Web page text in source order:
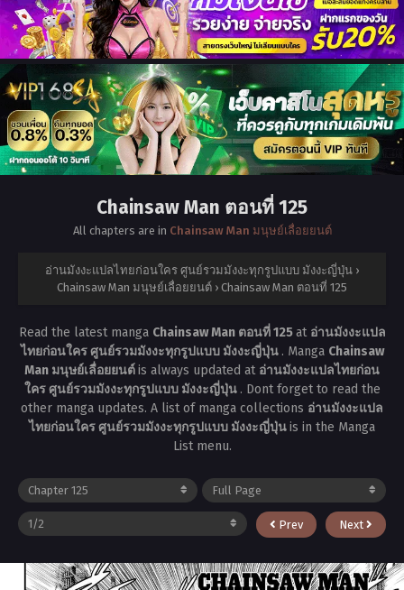
Chainsaw Man ตอนที่ 125
All chapters are in Chainsaw Man มนุษย์เลื่อยยนต์
อ่านมังงะแปลไทยก่อนใคร ศูนย์รวมมังงะทุกรูปแบบ มังงะญี่ปุ่น ›
Chainsaw Man มนุษย์เลื่อยยนต์ › Chainsaw Man ตอนที่ 125
Read the latest manga Chainsaw Man ตอนที่ 125at อ่านมังงะแปล
ไทยก่อนใคร ศูนย์รวมมังงะทุกรูปแบบ มังงะญี่ปุ่น . Manga Chainsaw
Man มนุษย์เลื่อยยนต์is always updated at อ่านมังงะแปลไทยก่อน
ใคร ศูนย์รวมมังงะทุกรูปแบบ มังงะญี่ปุ่น . Dont forget to read the
other manga updates. A list of manga collections อ่านมังงะแปล
ไทยก่อนใคร ศูนย์รวมมังงะทุกรูปแบบ มังงะญี่ปุ่นis in the Manga
List menu.
Prev Next